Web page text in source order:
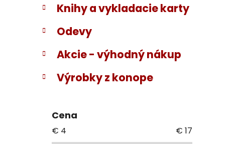
Knihy a vykladacie karty
Odevy
Akcie - výhodný nákup
Výrobky z konope
Cena
€ 4 € 17